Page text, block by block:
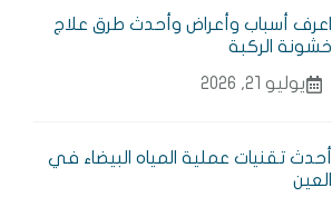
اعرف أسباب وأعراض وأحدث طرق علاج
خشونة الركبة
يوليو 21, 2026
أحدث تقنيات عملية المياه البيضاء في
العين